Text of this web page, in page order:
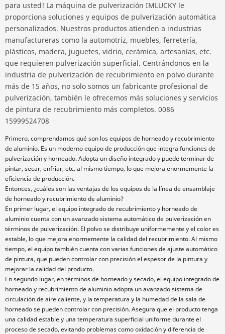
para usted! La máquina de pulverización IMLUCKY le
proporciona soluciones y equipos de pulverización automática
personalizados. Nuestros productos atienden a industrias
manufactureras como la automotriz, muebles, ferretería,
plásticos, madera, juguetes, vidrio, cerámica, artesanías, etc.
que requieren pulverización superficial. Centrándonos en la
industria de pulverización de recubrimiento en polvo durante
más de 15 años, no solo somos un fabricante profesional de
pulverización, también le ofrecemos más soluciones y servicios
de pintura de recubrimiento más completos. 0086
15999524708
Primero, comprendamos qué son los equipos de horneado y recubrimiento
de aluminio. Es un moderno equipo de producción que integra funciones de
pulverización y horneado. Adopta un diseño integrado y puede terminar de
pintar, secar, enfriar, etc. al mismo tiempo, lo que mejora enormemente la
eficiencia de producción.
Entonces, ¿cuáles son las ventajas de los equipos de la línea de ensamblaje
de horneado y recubrimiento de aluminio?
En primer lugar, el equipo integrado de recubrimiento y horneado de
aluminio cuenta con un avanzado sistema automático de pulverización en
términos de pulverización. El polvo se distribuye uniformemente y el color es
estable, lo que mejora enormemente la calidad del recubrimiento. Al mismo
tiempo, el equipo también cuenta con varias funciones de ajuste automático
de pintura, que pueden controlar con precisión el espesor de la pintura y
mejorar la calidad del producto.
En segundo lugar, en términos de horneado y secado, el equipo integrado de
horneado y recubrimiento de aluminio adopta un avanzado sistema de
circulación de aire caliente, y la temperatura y la humedad de la sala de
horneado se pueden controlar con precisión. Asegura que el producto tenga
una calidad estable y una temperatura superficial uniforme durante el
proceso de secado, evitando problemas como oxidación y diferencia de